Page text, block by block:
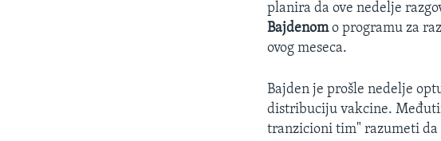
planira da ove nedelje
Bajdenomo programu za
ovog meseca.
Bajden je prošle nedelje
distribuciju vakcine.
tranzicioni tim" razumeti da